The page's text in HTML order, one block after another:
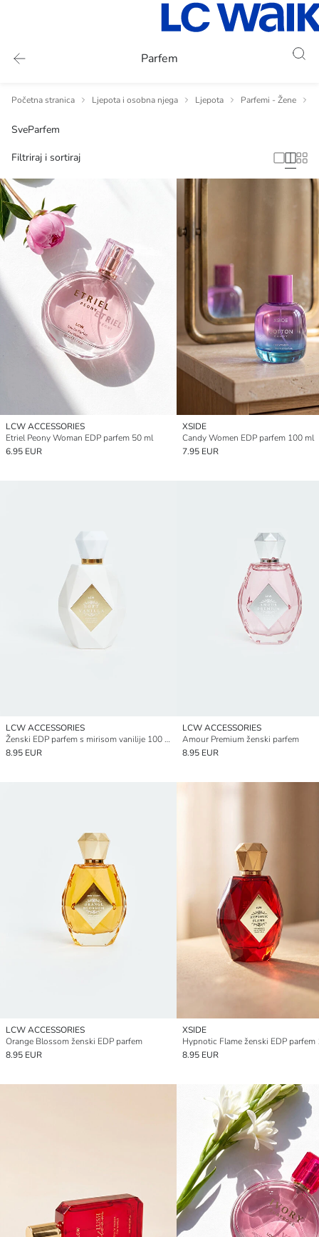
Parfem
Početna stranica Ljepota i osobna njega Ljepota Parfemi - Žene
SveParfem
Filtriraj i sortiraj
LCW ACCESSORIES
Etriel Peony Woman EDP parfem 50 ml
6.95 EUR
XSIDE
Candy Women EDP parfem 100 ml
7.95 EUR
LCW ACCESSORIES
Ženski EDP parfem s mirisom vanilije 100 ml
8.95 EUR
LCW ACCESSORIES
Amour Premium ženski parfem
8.95 EUR
LCW ACCESSORIES
Orange Blossom ženski EDP parfem
8.95 EUR
XSIDE
Hypnotic Flame ženski EDP parfem
8.95 EUR